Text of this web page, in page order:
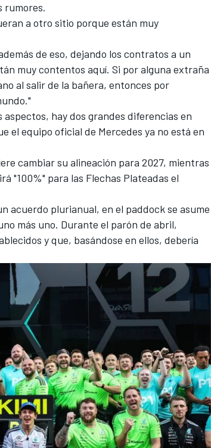
rumores.
a otro sitio porque están muy
de eso, dejando los contratos a un
muy contentos aquí. Si por alguna extraña
al salir de la bañera, entonces por
hay dos grandes diferencias en
el equipo oficial de Mercedes ya no está en
cambiar su alineación para 2027, mientras
"100%" para las Flechas Plateadas el
acuerdo plurianual, en el paddock se asume
más uno. Durante el parón de abril,
y que, basándose en ellos, debería